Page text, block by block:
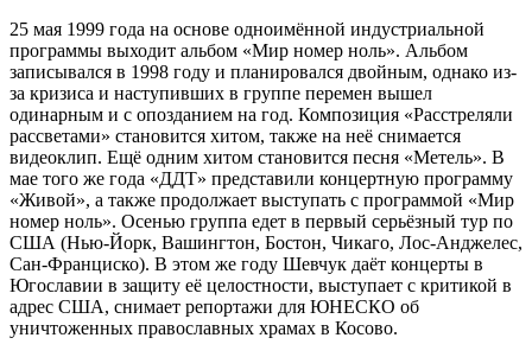
25 мая 1999 года на основе одноимённой индустриальной
программы выходит альбом «Мир номер ноль». Альбом
записывался в 1998 году и планировался двойным, однако из-
за кризиса и наступивших в группе перемен вышел
одинарным и с опозданием на год. Композиция «Расстреляли
рассветами» становится хитом, также на неё снимается
видеоклип. Ещё одним хитом становится песня «Метель». В
мае того же года «ДДТ» представили концертную программу
«Живой», а также продолжает выступать с программой «Мир
номер ноль». Осенью группа едет в первый серьёзный тур по
США (Нью-Йорк, Вашингтон, Бостон, Чикаго, Лос-Анджелес,
Сан-Франциско). В этом же году Шевчук даёт концерты в
Югославии в защиту её целостности, выступает с критикой в
адрес США, снимает репортажи для ЮНЕСКО об
уничтоженных православных храмах в Косово.